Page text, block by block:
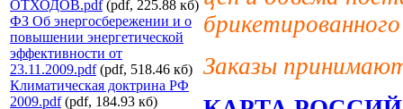
ОТХОДОВ.pdf(pdf, 225.88 кб)
ФЗ Об энергосбережении и о
повышении энергетической
эффективности от
23.11.2009.pdf(pdf, 518.46 кб)
Климатическая доктрина РФ
2009.pdf(pdf, 184.93 кб)
Заказы